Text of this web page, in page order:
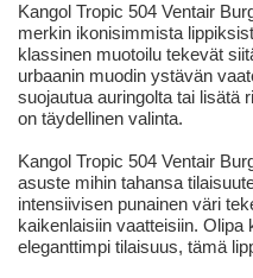
Kangol Tropic 504 Ventair
merkin ikonisimmista
klassinen muotoilu tekevät
urbaanin muodin ystävän
suojautua auringolta tai lisätä
on täydellinen valinta.
Kangol Tropic 504 Ventair
asuste mihin tahansa
intensiivisen punainen väri
kaikenlaisiin vaatteisiin.
eleganttimpi tilaisuus, tämä